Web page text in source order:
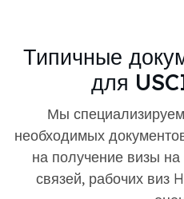
Типичные
для
Мы
необходимых
на получение визы
связей, рабочих виз